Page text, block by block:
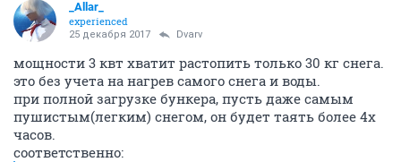
_Allar_
experienced
25 декабря 2017 Dvarv
мощности 3 квт хватит растопить только 30 кг снега.
это без учета на нагрев самого снега и воды.
при полной загрузке бункера, пусть даже самым
пушистым(легким) снегом, он будет таять более 4х
часов.
соответственно: